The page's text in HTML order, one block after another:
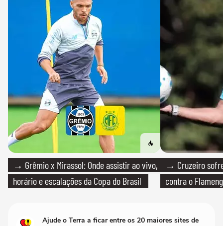
→ Grêmio x Mirassol: Onde assistir ao vivo,
horário e escalações da Copa do Brasil
→ Cruzeiro
contra o
Ajude o Terra a ficar entre os 20 maiores sites de